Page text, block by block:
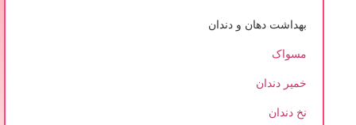
بهداشت دهان و دندان
مسواک
خمیر دندان
نخ دندان